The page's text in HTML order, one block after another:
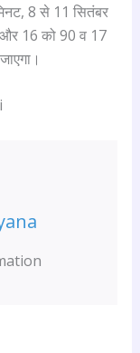
8 से 11 सितंबर
16 को 90 व 17